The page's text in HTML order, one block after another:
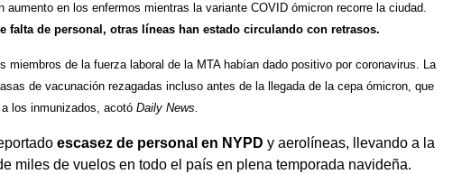
aumento en los enfermos mientras la variante COVID ómicron recorre la ciudad.
falta de personal, otras líneas han estado circulando con retrasos.
miembros de la fuerza laboral de la MTA habían dado positivo por coronavirus. La
de vacunación rezagadas incluso antes de la llegada de la cepa ómicron, que
los inmunizados, acotó Daily News.
escasez de personal en NYPD y aerolíneas, llevando a la
miles de vuelos en todo el país en plena temporada navideña.